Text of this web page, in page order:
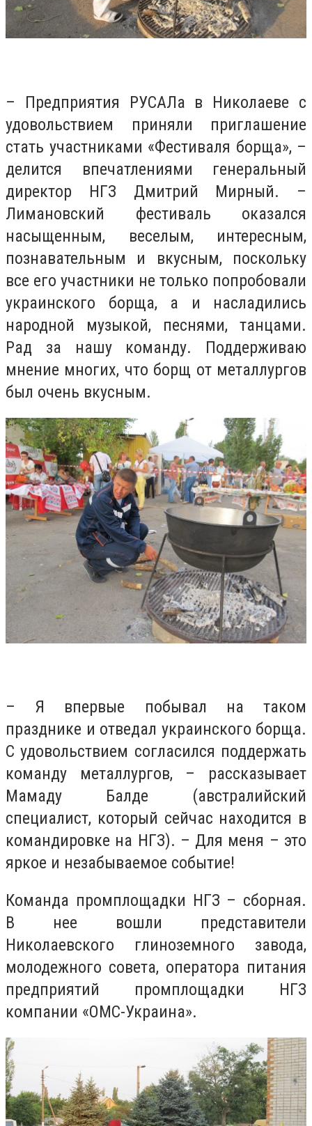
– Предприятия РУСАЛа в Николаеве с
удовольствием приняли приглашение
стать участниками «Фестиваля борща», –
делится впечатлениями генеральный
директор НГЗ Дмитрий Мирный. –
Лимановский фестиваль оказался
насыщенным, веселым, интересным,
познавательным и вкусным, поскольку
все его участники не только попробовали
украинского борща, а и насладились
народной музыкой, песнями, танцами.
Рад за нашу команду. Поддерживаю
мнение многих, что борщ от металлургов
был очень вкусным.
– Я впервые побывал на таком
празднике и отведал украинского борща.
С удовольствием согласился поддержать
команду металлургов, – рассказывает
Мамаду Балде (австралийский
специалист, который сейчас находится в
командировке на НГЗ). – Для меня – это
яркое и незабываемое событие!
Команда промплощадки НГЗ – сборная.
В нее вошли представители
Николаевского глиноземного завода,
молодежного совета, оператора питания
предприятий промплощадки НГЗ
компании «ОМС-Украина».